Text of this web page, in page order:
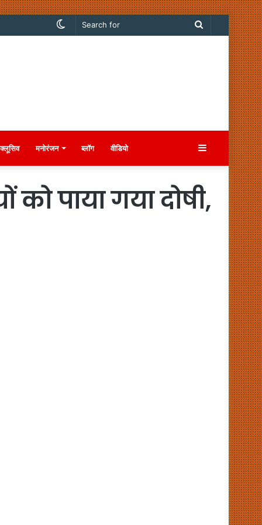
Search
Switch
मनोरंजन ब्लॉग वीडियो Sidebar
पाया गया दोषी,